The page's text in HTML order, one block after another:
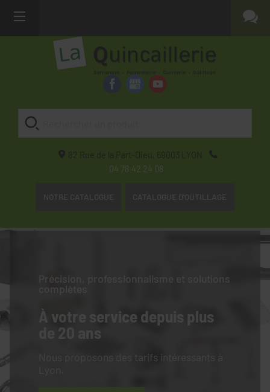
82 Rue de la Part-Dieu, 69003
LYON
04 78 42 24 08
NOTRE CATALOGUE CATALOGUE D'OUTILLAGE
Précision, professionnalisme et solutions
complètes
À votre service depuis plus
de 20 ans
Nous proposons des tarifs intéressants à